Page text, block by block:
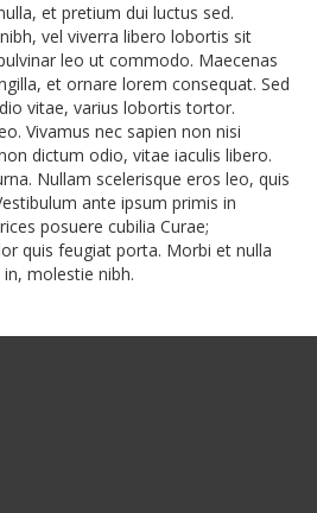
et pretium dui luctus sed.
vel viverra libero lobortis sit
leo ut commodo. Maecenas
et ornare lorem consequat. Sed
vitae, varius lobortis tortor.
Vivamus nec sapien non nisi
dictum odio, vitae iaculis libero.
Nullam scelerisque eros leo, quis
ante ipsum primis in
posuere cubilia Curae;
quis feugiat porta. Morbi et nulla
molestie nibh.